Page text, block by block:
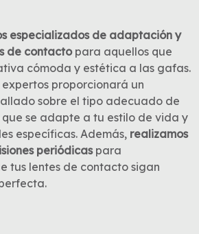
especializados de adaptación y
de contactopara aquellos que
cómoda y estética a las gafas.
proporcionará un
sobre el tipo adecuado de
se adapte a tu estilo de vida y
específicas. Además, realizamos
periódicas para
tus lentes de contacto sigan